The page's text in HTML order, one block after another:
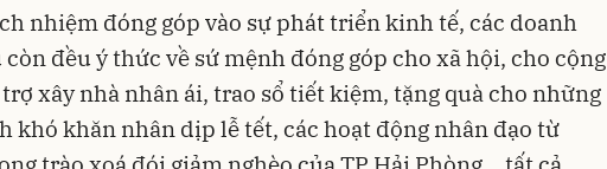
nhiệm đóng góp vào sự phát triển kinh tế, các doanh
đều ý thức về sứ mệnh đóng góp cho xã hội, cho cộng
xây nhà nhân ái, trao sổ tiết kiệm, tặng quà cho những
khó khăn nhân dịp lễ tết, các hoạt động nhân đạo từ